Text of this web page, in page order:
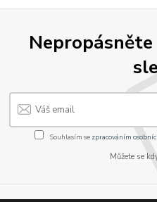
Nepropásněte
Souhlasím se zpracováním
Můžete se